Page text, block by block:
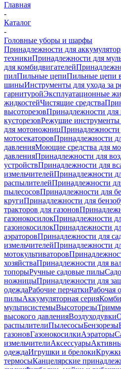
Главная
-
Каталог
-
Головные уборы и шарфы
Принадлежности для
техникиПринадлежности для
для комбидвигателей
пилПильные цепиПильные цепи
шиныИнструменты для ухода за
гарнитуройЭксплуатационные
жидкостейЧистящие средства
высоторезовПринадлежности для
кусторезовРежущие инструменты
для мотоножницПринадлежности
мотосекаторовПринадлежности
давленияМоющие средства для
давленияПринадлежности для
устройствПринадлежности для
измельчителейПринадлежности
распылителейПринадлежности
пылесосовПринадлежности для
кругиПринадлежности для
тракторов для газонов
газонокосилокПринадлежности
газонокосилокПринадлежности
аэраторовПринадлежности для
измельчителейПринадлежности
мотокультиваторов
хозяйстваПринадлежности для
топорыРучные садовые пилы
ножницыПринадлежности для
одеждаРабочие перчаткиРабочая
пилыАккумуляторная серия
мультисистемыВысоторезы
высокого давленияВоздуходувки
распылителиПылесосыБензорезы
газоновГазонокосилкиАэраторы
измельчителиАксессуары
одеждаИгрушки и брелоки
термосыКанцелярские